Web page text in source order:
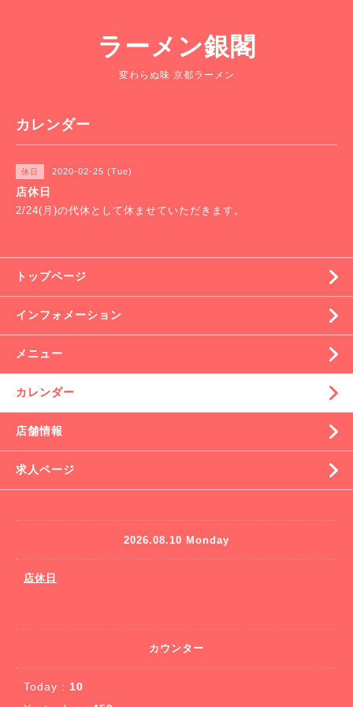
ラーメン銀閣
変わらぬ味 京都ラーメン
カレンダー
休日 2020-02-25 (Tue)
店休日
2/24(月)の代休として休ませていただきます。
トップページ
インフォメーション
メニュー
カレンダー
店舗情報
求人ページ
2026.08.10 Monday
店休日
カウンター
Today : 10